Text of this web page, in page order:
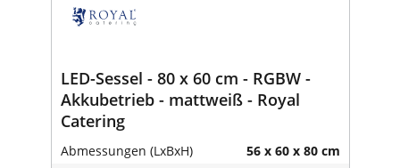
LED-Sessel - 80 x 60 cm - RGBW -
Akkubetrieb - mattweiß - Royal
Catering
Abmessungen (LxBxH) 56 x 60 x 80 cm